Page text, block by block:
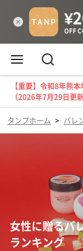
【重要】令和8年熊
（2026年7月29日更新
タンプホーム > バレ
女性に贈るバ
ランキング